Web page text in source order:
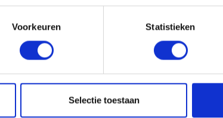
Voorkeuren Statistieken
Selectie toestaan
CORTEX Ø82MM
M10
HWA BEUGEL 3D RAL
TBV DUBBELE WRONG
1-4 dagen levertijd